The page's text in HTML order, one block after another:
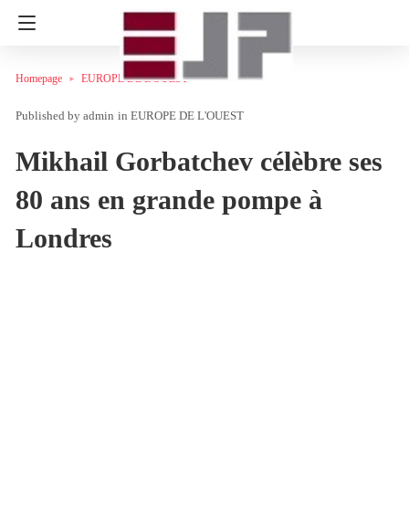
Homepage EUROPE DE L'OUEST
admin in EUROPE DE L'OUEST
Mikhail Gorbatchev célèbre ses
80 ans en grande pompe à
Londres